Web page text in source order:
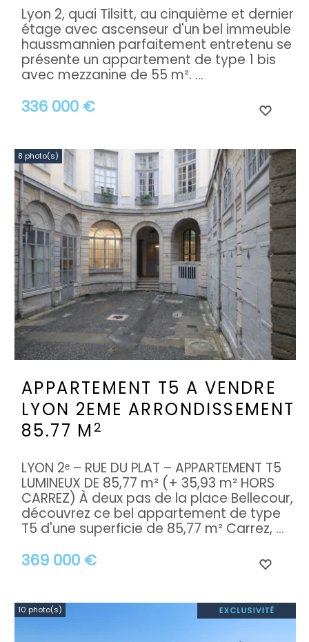
336 000 €
Lyon 2, quai Tilsitt, au cinquième et dernier
étage avec ascenseur d'un bel immeuble
haussmannien parfaitement entretenu se
présente un appartement de type 1 bis
avec mezzanine de 55 m². ...
8 photo(s)
APPARTEMENT T5 A VENDRE
LYON 2EME ARRONDISSEMENT
85.77 M 2
369 000 €
LYON 2ᵉ – RUE DU PLAT – APPARTEMENT T5
LUMINEUX DE 85,77 m² (+ 35,93 m² HORS
CARREZ) À deux pas de la place Bellecour,
découvrez ce bel appartement de type
T5 d'une superficie de 85,77 m² Carrez, ...
10 photo(s)